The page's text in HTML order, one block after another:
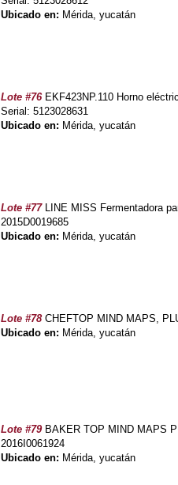
Ubicado en: Mérida, yucatán
Lote #76EKF423NP.110 Horno
Serial: 5123028631
Ubicado en: Mérida, yucatán
Lote #77LINE MISS Fermentadora
2015D0019685
Ubicado en: Mérida, yucatán
Lote #78CHEFTOP MIND MAPS,
Ubicado en: Mérida, yucatán
Lote #79BAKER TOP MIND MAPS
2016I0061924
Ubicado en: Mérida, yucatán